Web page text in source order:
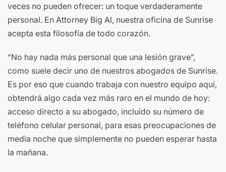
veces no pueden ofrecer: un toque verdaderamente
personal. En Attorney Big Al, nuestra oficina de Sunrise
acepta esta filosofía de todo corazón.
“No hay nada más personal que una lesión grave”,
como suele decir uno de nuestros abogados de Sunrise.
Es por eso que cuando trabaja con nuestro equipo aquí,
obtendrá algo cada vez más raro en el mundo de hoy:
acceso directo a su abogado, incluido su número de
teléfono celular personal, para esas preocupaciones de
media noche que simplemente no pueden esperar hasta
la mañana.